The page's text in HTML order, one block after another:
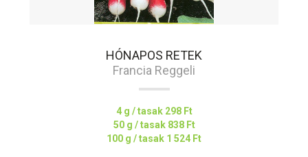
HÓNAPOS RETEK
Francia Reggeli
4 g / tasak 298 Ft
50 g / tasak 838 Ft
100 g / tasak 1 524 Ft